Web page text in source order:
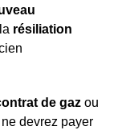
résiliation
de gaz ou
ne devrez payer